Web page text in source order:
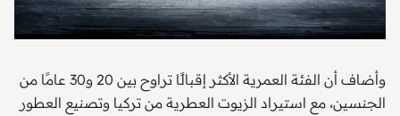
وأضاف أن الفئة العمرية الأكثر إقبالًا تراوح بين 20 و30 عامًا من
الجنسين، مع استيراد الزيوت العطرية من تركيا وتصنيع العطور